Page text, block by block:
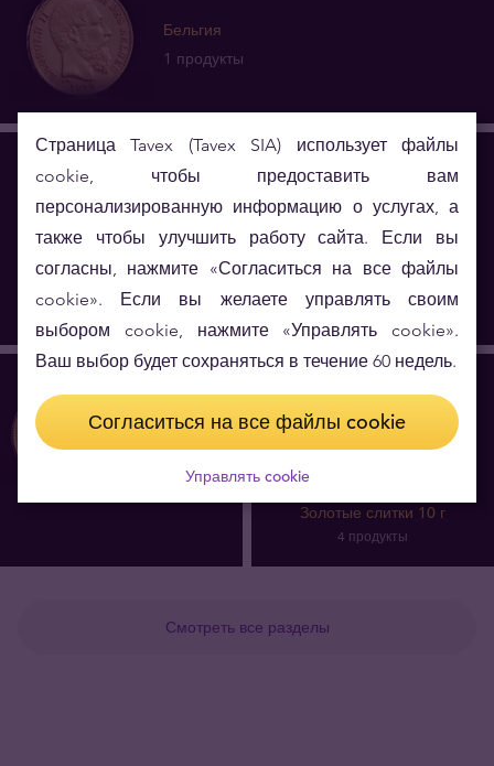
Смотреть все разделы
Бельгия
1 продукты
Золотые слитки 5 г Золотые слитки 2,5 г
Венгрия
1 продукты
Золотые слитки 10 г
4 продукты
Страница Tavex (Tavex SIA) использует файлы
cookie, чтобы предоставить вам
персонализированную информацию о услугах, а
также чтобы улучшить работу сайта. Если вы
согласны, нажмите «Согласиться на все файлы
cookie». Если вы желаете управлять своим
выбором cookie, нажмите «Управлять cookie».
Ваш выбор будет сохраняться в течение 60 недель.
Согласиться на все файлы cookie
Управлять cookie